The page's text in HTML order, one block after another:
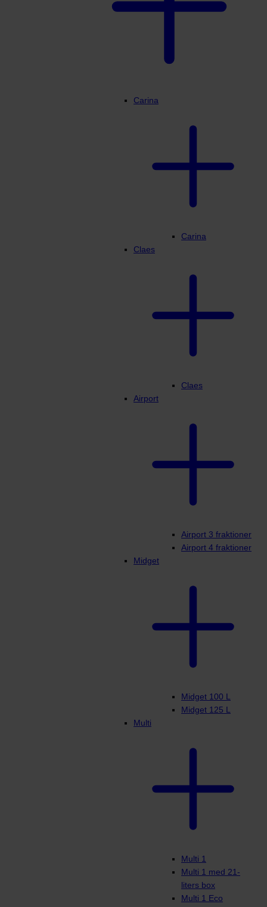
Carina
Carina
Claes
Claes
Airport
Airport 3 fraktioner
Airport 4 fraktioner
Midget
Midget 100 L
Midget 125 L
Multi
Multi 1
Multi 1 med 21-
liters box
Multi 1 Eco